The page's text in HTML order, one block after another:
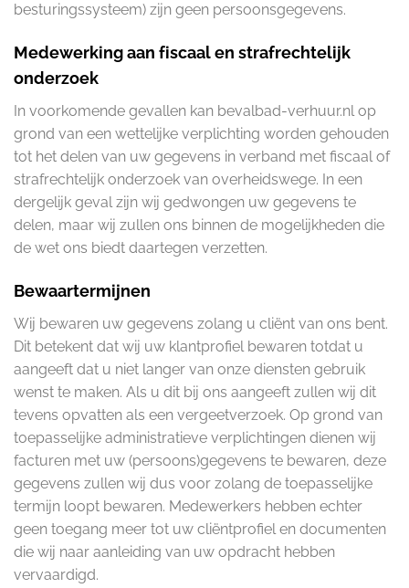
besturingssysteem) zijn geen persoonsgegevens.
Medewerking aan fiscaal en strafrechtelijk
onderzoek
In voorkomende gevallen kan bevalbad-verhuur.nl op
grond van een wettelijke verplichting worden gehouden
tot het delen van uw gegevens in verband met fiscaal of
strafrechtelijk onderzoek van overheidswege. In een
dergelijk geval zijn wij gedwongen uw gegevens te
delen, maar wij zullen ons binnen de mogelijkheden die
de wet ons biedt daartegen verzetten.
Bewaartermijnen
Wij bewaren uw gegevens zolang u cliënt van ons bent.
Dit betekent dat wij uw klantprofiel bewaren totdat u
aangeeft dat u niet langer van onze diensten gebruik
wenst te maken. Als u dit bij ons aangeeft zullen wij dit
tevens opvatten als een vergeetverzoek. Op grond van
toepasselijke administratieve verplichtingen dienen wij
facturen met uw (persoons)gegevens te bewaren, deze
gegevens zullen wij dus voor zolang de toepasselijke
termijn loopt bewaren. Medewerkers hebben echter
geen toegang meer tot uw cliëntprofiel en documenten
die wij naar aanleiding van uw opdracht hebben
vervaardigd.